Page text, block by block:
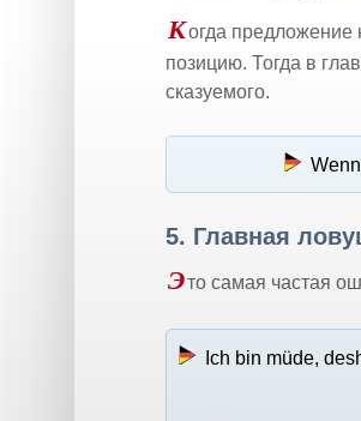
Когда предложение
позицию. Тогда в
сказуемого.
5. Главная
Это самая частая
Ich bin müde,